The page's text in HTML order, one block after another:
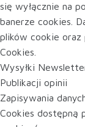
się wyłącznie na
banerze cookies.
plików cookie oraz
Cookies.
Wysyłki
Publikacji opinii
Zapisywania
Cookies